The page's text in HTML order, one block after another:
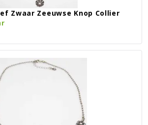
Zwaar Zeeuwse Knop Collier